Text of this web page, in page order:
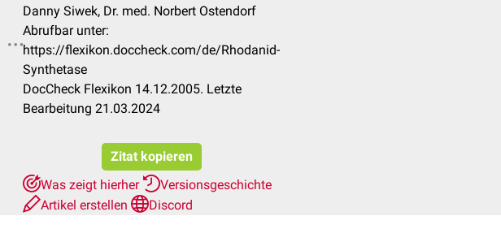
Danny Siwek, Dr. med. Norbert Ostendorf
Abrufbar unter:
https://flexikon.doccheck.com/de/Rhodanid-
Synthetase
DocCheck Flexikon 14.12.2005. Letzte
Bearbeitung 21.03.2024
Zitat kopieren
Was zeigt hierher
Versionsgeschichte
Artikel erstellen
Discord